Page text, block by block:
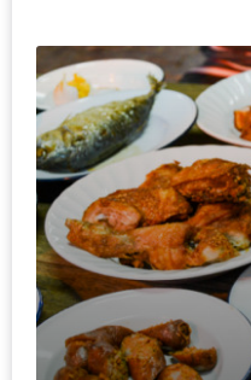
200
บาท
รีวิว
ดี
กับ
วงใน
แจก
ฟรี
LINE